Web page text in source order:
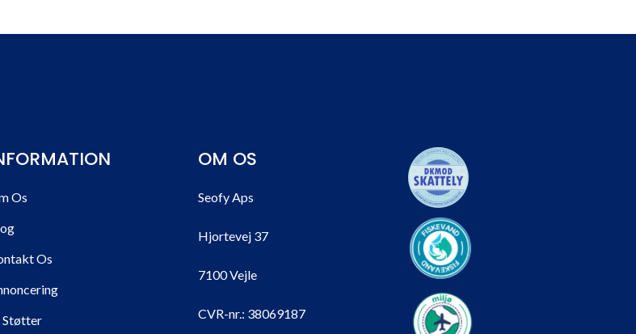
Os
Os
Støtter
OM OS
Seofy Aps
Hjortevej 37
7100 Vejle
CVR-nr.: 38069187